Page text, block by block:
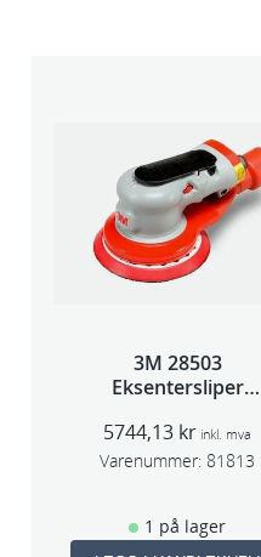
3M 28503
Eksentersliper
slag 75mm
5744,13 kr inkl. mva
Varenummer: 81813
1 på lager